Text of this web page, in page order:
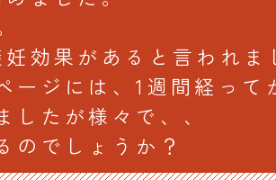
効果があると言われ
ージには、1週間経って
たが様々で、、
のでしょうか？